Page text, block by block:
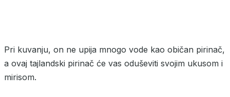
Pri kuvanju, on ne upija mnogo vode kao običan pirinač,
a ovaj tajlandski pirinač će vas oduševiti svojim ukusom i
mirisom.